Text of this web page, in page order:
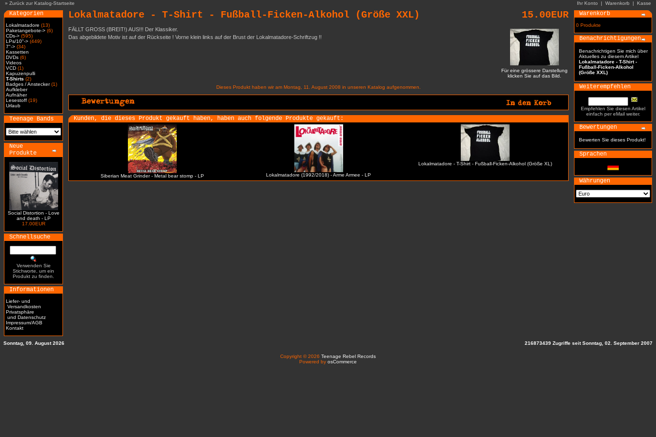
» Zurück zur Katalog-Startseite Ihr Konto | Warenkorb | Kasse
Kategorien
Lokalmatadore (13)
Paketangebote-> (6)
CDs-> (595)
LPs/10"-> (449)
7"-> (34)
Kassetten
DVDs (6)
Videos
VCD (1)
Kapuzenpulli
T-Shirts (2)
Badges / Anstecker(1)
Aufkleber
Aufnäher
Lesestoff (19)
Urlaub
Teenage Bands
Neue
Produkte
Social Distortion - Love
and death - LP
17.00EUR
Schnellsuche
Verwenden Sie
Stichworte, um ein
Produkt zu finden.
Informationen
Liefer- und
Versandkosten
Privatsphäre
und Datenschutz
Impressum/AGB
Kontakt
Lokalmatadore - T-Shirt - Fußball-Ficken-Alkohol (Größe XXL) 15.00EUR
Für eine grössere Darstellung
klicken Sie auf das Bild.
FÄLLT GROSS (BREIT!) AUS!!! Der Klassiker.
Das abgebildete Motiv ist auf der Rückseite ! Vorne klein links auf der Brust der Lokalmatadore-Schriftzug !!
Dieses Produkt haben wir am Montag, 11. August 2008 in unseren Katalog aufgenommen.
Kunden, die dieses Produkt gekauft haben, haben auch folgende Produkte gekauft:
Siberian Meat Grinder - Metal bear stomp - LP Lokalmatadore (1992/2018) - Arme Armee - LP
Lokalmatadore - T-Shirt - Fußball-Ficken-Alkohol (Größe XL)
Warenkorb
0 Produkte
Benachrichtigungen
Benachrichtigen Sie mich über
Aktuelles zu diesem Artikel
Lokalmatadore - T-Shirt -
Fußball-Ficken-Alkohol
(Größe XXL)
Weiterempfehlen
Empfehlen Sie diesen Artikel
einfach per eMail weiter.
Bewertungen
Bewerten Sie dieses Produkt!
Sprachen
Währungen
Sonntag, 09. August 2026 216873439 Zugriffe seit Sonntag, 02. September 2007
Copyright © 2026 Teenage Rebel Records
Powered by osCommerce